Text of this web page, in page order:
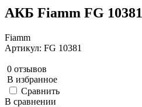
АКБ Fiamm FG 10381
Fiamm
Артикул: FG 10381
0 отзывов
В избранное
Сравнить
В сравнении